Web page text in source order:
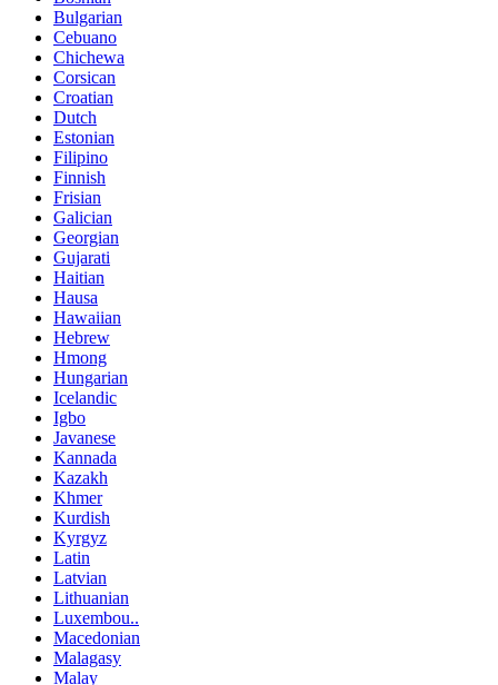
Bulgarian
Cebuano
Chichewa
Corsican
Croatian
Dutch
Estonian
Filipino
Finnish
Frisian
Galician
Georgian
Gujarati
Haitian
Hausa
Hawaiian
Hebrew
Hmong
Hungarian
Icelandic
Igbo
Javanese
Kannada
Kazakh
Khmer
Kurdish
Kyrgyz
Latin
Latvian
Lithuanian
Luxembou..
Macedonian
Malagasy
Malay